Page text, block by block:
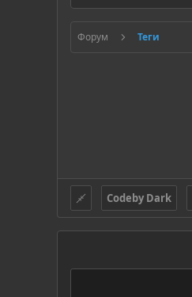
Форум Теги
Codeby Dark